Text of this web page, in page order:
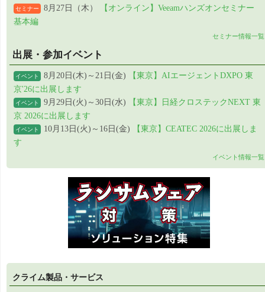
セミナー 8月27日（木）
【オンライン】Veeamハンズオンセミナー
基本編
セミナー情報一覧
出展・参加イベント
イベント 8月20日(木)～21日(金)
【東京】AIエージェントDXPO 東
京'26に出展します
イベント 9月29日(火)～30日(水)
【東京】日経クロステックNEXT 東
京 2026に出展します
イベント 10月13日(火)～16日(金)
【東京】CEATEC 2026に出展しま
す
イベント情報一覧
クライム製品・サービス